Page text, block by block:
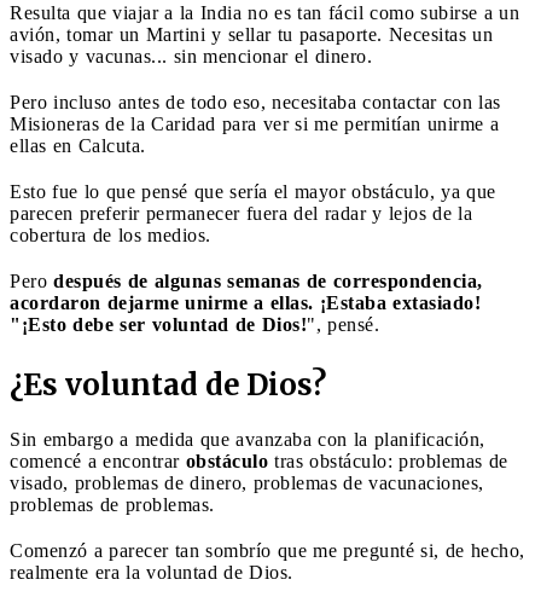
Resulta que viajar a la India no es tan fácil como subirse a un
avión, tomar un Martini y sellar tu pasaporte. Necesitas un
visado y vacunas... sin mencionar el dinero.
Pero incluso antes de todo eso, necesitaba contactar con las
Misioneras de la Caridad para ver si me permitían unirme a
ellas en Calcuta.
Esto fue lo que pensé que sería el mayor obstáculo, ya que
parecen preferir permanecer fuera del radar y lejos de la
cobertura de los medios.
Pero después de algunas semanas de correspondencia,
acordaron dejarme unirme a ellas. ¡Estaba extasiado!
"¡Esto debe ser voluntad de Dios!", pensé.
¿Es voluntad de Dios?
Sin embargo a medida que avanzaba con la planificación,
comencé a encontrar obstáculo tras obstáculo: problemas de
visado, problemas de dinero, problemas de vacunaciones,
problemas de problemas.
Comenzó a parecer tan sombrío que me pregunté si, de hecho,
realmente era la voluntad de Dios.